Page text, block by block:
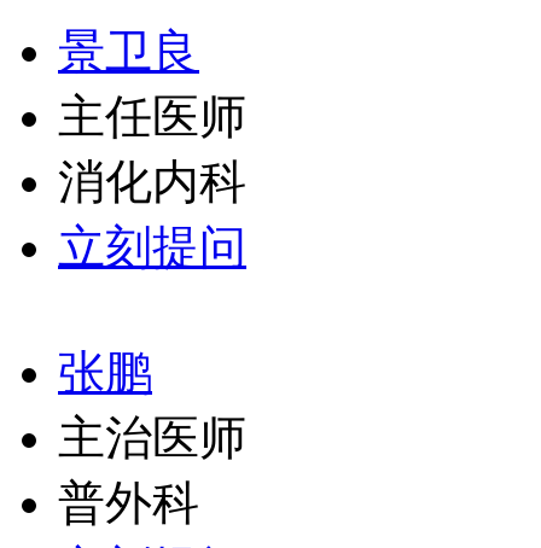
景卫良
主任医师
消化内科
立刻提问
张鹏
主治医师
普外科